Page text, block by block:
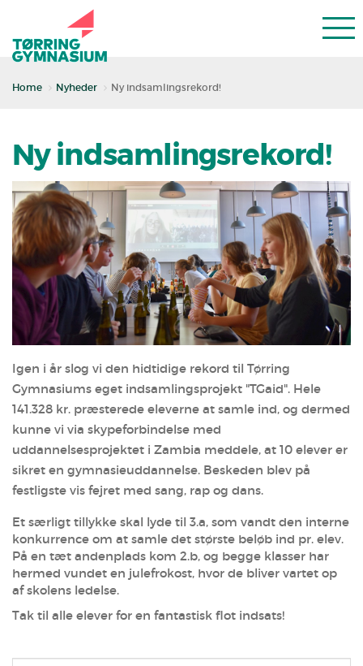
Home Nyheder Ny indsamlingsrekord!
Ny indsamlingsrekord!
Igen i år slog vi den hidtidige rekord til Tørring
Gymnasiums eget indsamlingsprojekt "TGaid". Hele
141.328 kr. præsterede eleverne at samle ind, og dermed
kunne vi via skypeforbindelse med
uddannelsesprojektet i Zambia meddele, at 10 elever er
sikret en gymnasieuddannelse. Beskeden blev på
festligste vis fejret med sang, rap og dans.
Et særligt tillykke skal lyde til 3.a, som vandt den interne
konkurrence om at samle det største beløb ind pr. elev.
På en tæt andenplads kom 2.b, og begge klasser har
hermed vundet en julefrokost, hvor de bliver vartet op
af skolens ledelse.
Tak til alle elever for en fantastisk flot indsats!